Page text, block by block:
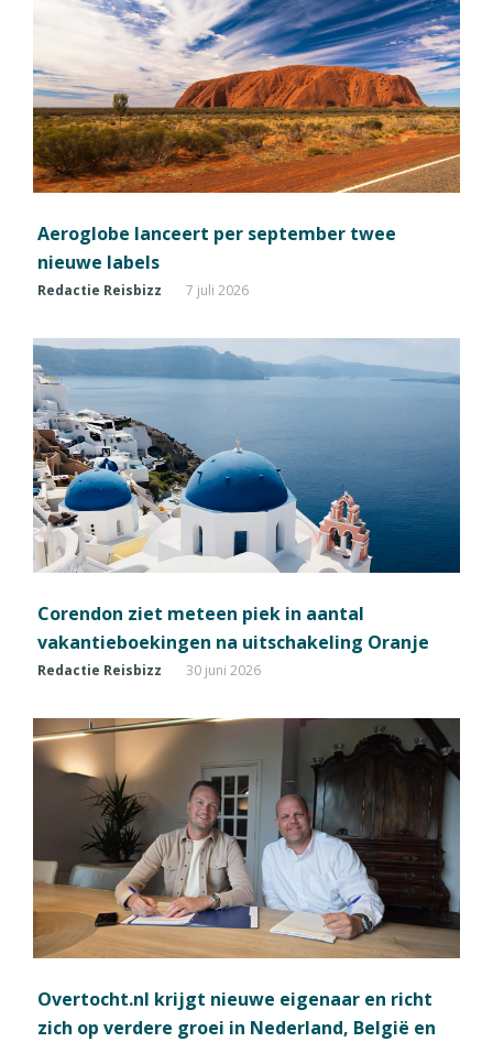
Aeroglobe lanceert per september twee
nieuwe labels
Redactie Reisbizz 7 juli 2026
Corendon ziet meteen piek in aantal
vakantieboekingen na uitschakeling Oranje
Redactie Reisbizz 30 juni 2026
Overtocht.nl krijgt nieuwe eigenaar en richt
zich op verdere groei in Nederland, België en